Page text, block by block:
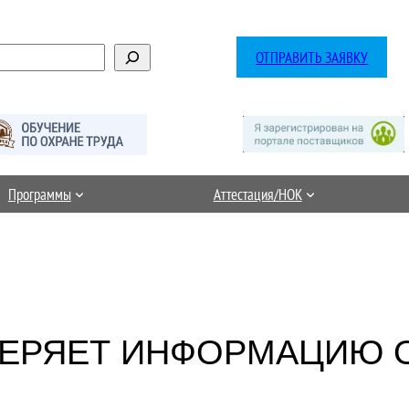
ОТПРАВИТЬ ЗАЯВКУ
Программы Аттестация/НОК
ИНФОРМАЦИЮ